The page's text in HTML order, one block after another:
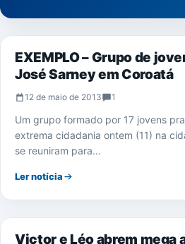
COROATÁ
EXEMPLO – Grupo de
José Sarney em Coroatá
12 de maio de 2013 1
Um grupo formado por 17 jovens
extrema cidadania ontem (11) na
se reuniram para…
Ler notícia
NOTÍCIAS
Victor e Léo abrem mega